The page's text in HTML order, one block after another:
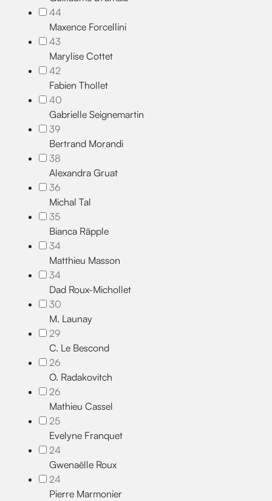
44
Maxence Forcellini
43
Marylise Cottet
42
Fabien Thollet
40
Gabrielle Seignemartin
39
Bertrand Morandi
38
Alexandra Gruat
36
Michal Tal
35
Bianca Räpple
34
Matthieu Masson
34
Dad Roux-Michollet
30
M. Launay
29
C. Le Bescond
26
O. Radakovitch
26
Mathieu Cassel
25
Evelyne Franquet
24
Gwenaëlle Roux
24
Pierre Marmonier